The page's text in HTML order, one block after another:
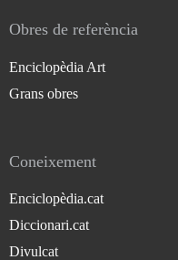
Obres de referència
Enciclopèdia Art
Grans obres
Coneixement
Enciclopèdia.cat
Diccionari.cat
Divulcat